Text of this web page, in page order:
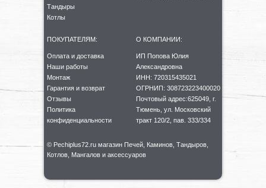
©️ Pechiplus72.ru магазин Печей, Каминов, Тандыров,
Котлов, Мангалов и аксессуаров
ИП Попова Юлия
Александровна
ИНН: 720315435021
ОГРНИП: 308723223400020
Почтовый адрес:625049, г.
Тюмень, ул. Московский
тракт 120/2, пав. 333/334
ПОКУПАТЕЛЯМ: О КОМПАНИИ:
Оплата и доставка
Наши работы
Монтаж
Гарантия и возврат
Отзывы
Политика
конфиденциальности
Тандыры
Котлы